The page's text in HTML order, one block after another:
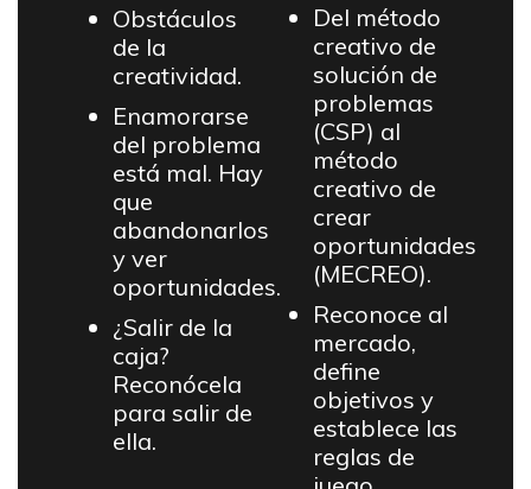
Obstáculos
de la
creatividad.
Enamorarse
del problema
está mal. Hay
que
abandonarlos
y ver
oportunidades.
¿Salir de la
caja?
Reconócela
para salir de
ella.
Del método
creativo de
solución de
problemas
(CSP) al
método
creativo de
crear
oportunidades
(MECREO).
Reconoce al
mercado,
define
objetivos y
establece las
reglas de